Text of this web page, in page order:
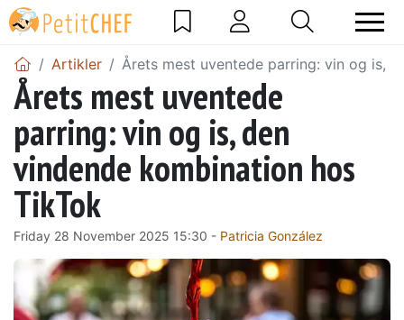
Artikler Årets mest uventede parring: vin og is,
Årets mest uventede
parring: vin og is, den
vindende kombination hos
TikTok
Friday 28 November 2025 15:30 - Patricia González